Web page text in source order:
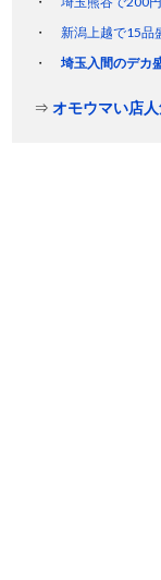
新潟上越で15品
埼玉入間のデカ
⇒オモウマい店